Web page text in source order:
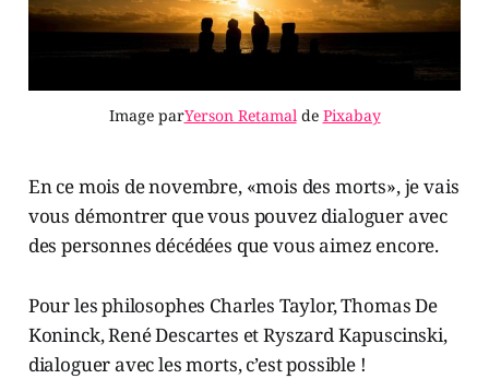
Image parYerson Retamalde Pixabay
En ce mois de novembre, «mois des morts», je vais
vous démontrer que vous pouvez dialoguer avec
des personnes décédées que vous aimez encore.
Pour les philosophes Charles Taylor, Thomas De
Koninck, René Descartes et Ryszard Kapuscinski,
dialoguer avec les morts, c’est possible !